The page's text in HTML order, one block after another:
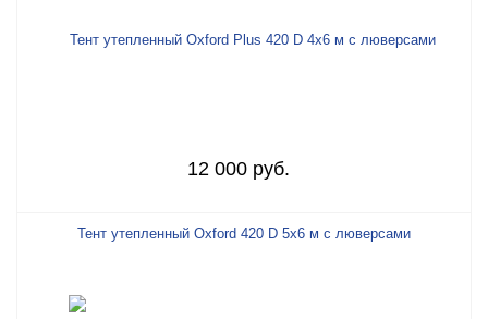
12 000 руб.
Тент утепленный Oxford 420 D 5х6 м с люверсами